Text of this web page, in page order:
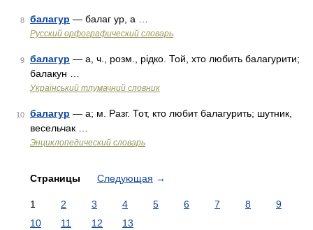
8 балагур — балаг ур, а …
Русский орфографический словарь
9 балагур — а, ч., розм., рідко. Той, хто любить балагурити;
балакун …
Український тлумачний словник
10 балагур — а; м. Разг. Тот, кто любит балагурить; шутник,
весельчак …
Энциклопедический словарь
Страницы Следующая →
1 2 3 4 5 6 7 8
9
10
11 12 13